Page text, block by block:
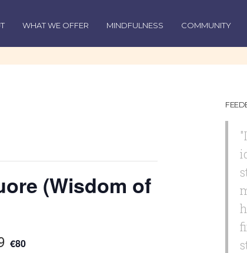
WHAT WE OFFER MINDFULNESS COMMUNITY
(Wisdom of
€80